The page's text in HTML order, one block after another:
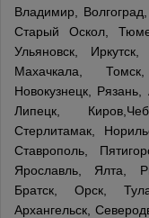
Владимир,
Старый Оскол,
Ульяновск,
Махачкала,
Новокузнецк,
Липецк,
Стерлитамак,
Ставрополь,
Ярославль, Ялта,
Братск, Орск,
Архангельск,